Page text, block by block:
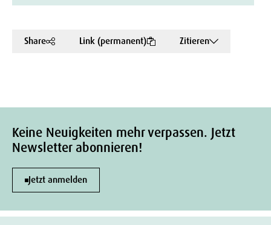
Share Link (permanent) Zitieren
Keine Neuigkeiten mehr verpassen. Jetzt
Newsletter abonnieren!
Jetzt anmelden